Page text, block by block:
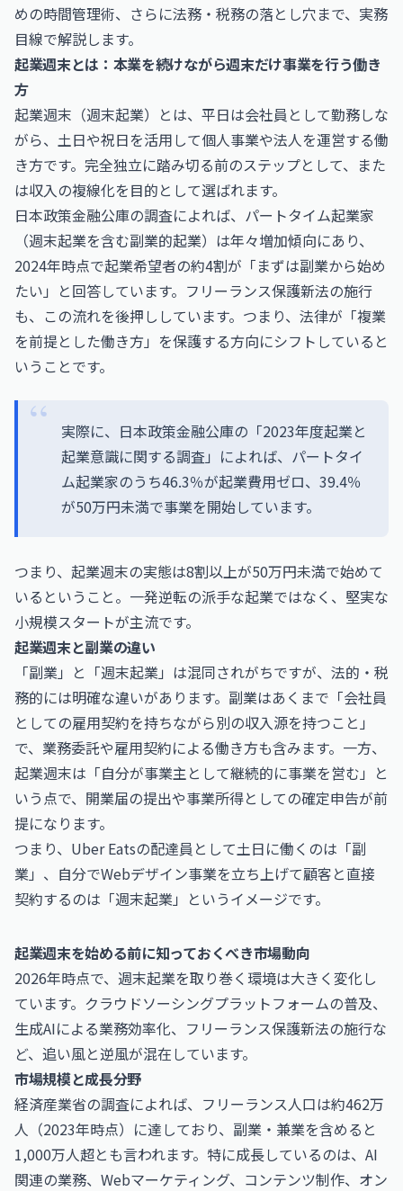
めの時間管理術、さらに法務・税務の落とし穴まで、実務
目線で解説します。
起業週末とは：本業を続けながら週末だけ事業を行う働き
方
起業週末（週末起業）とは、平日は会社員として勤務しな
がら、土日や祝日を活用して個人事業や法人を運営する働
き方です。完全独立に踏み切る前のステップとして、また
は収入の複線化を目的として選ばれます。
日本政策金融公庫の調査によれば、パートタイム起業家
（週末起業を含む副業的起業）は年々増加傾向にあり、
2024年時点で起業希望者の約4割が「まずは副業から始め
たい」と回答しています。フリーランス保護新法の施行
も、この流れを後押ししています。つまり、法律が「複業
を前提とした働き方」を保護する方向にシフトしていると
いうことです。
実際に、日本政策金融公庫の「2023年度起業と
起業意識に関する調査」によれば、パートタイ
ム起業家のうち46.3％が起業費用ゼロ、39.4％
が50万円未満で事業を開始しています。
つまり、起業週末の実態は8割以上が50万円未満で始めて
いるということ。一発逆転の派手な起業ではなく、堅実な
小規模スタートが主流です。
起業週末と副業の違い
「副業」と「週末起業」は混同されがちですが、法的・税
務的には明確な違いがあります。副業はあくまで「会社員
としての雇用契約を持ちながら別の収入源を持つこと」
で、業務委託や雇用契約による働き方も含みます。一方、
起業週末は「自分が事業主として継続的に事業を営む」と
いう点で、開業届の提出や事業所得としての確定申告が前
提になります。
つまり、Uber Eatsの配達員として土日に働くのは「副
業」、自分でWebデザイン事業を立ち上げて顧客と直接
契約するのは「週末起業」というイメージです。
起業週末を始める前に知っておくべき市場動向
2026年時点で、週末起業を取り巻く環境は大きく変化し
ています。クラウドソーシングプラットフォームの普及、
生成AIによる業務効率化、フリーランス保護新法の施行な
ど、追い風と逆風が混在しています。
市場規模と成長分野
経済産業省の調査によれば、フリーランス人口は約462万
人（2023年時点）に達しており、副業・兼業を含めると
1,000万人超とも言われます。特に成長しているのは、AI
関連の業務、Webマーケティング、コンテンツ制作、オン